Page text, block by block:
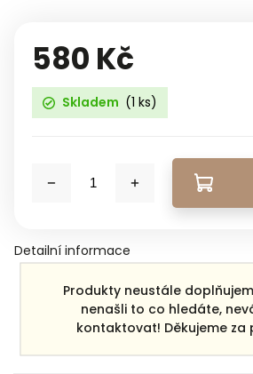
Produkty neustále
nenašli to co hledáte,
kontaktovat! Děkujeme
580 Kč
Skladem (1 ks)
Detailní informace
Zeptat se Sdílet